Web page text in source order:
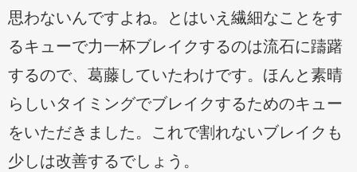
思わないんですよね。とはいえ繊細なことをす
るキューで力一杯ブレイクするのは流石に躊躇
するので、葛藤していたわけです。ほんと素晴
らしいタイミングでブレイクするためのキュー
をいただきました。これで割れないブレイクも
少しは改善するでしょう。